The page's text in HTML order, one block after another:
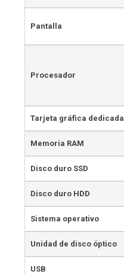
Pantalla
Procesador
Tarjeta gráfica dedicada
Memoria RAM
Disco duro SSD
Disco duro HDD
Sistema operativo
Unidad de disco óptico
USB